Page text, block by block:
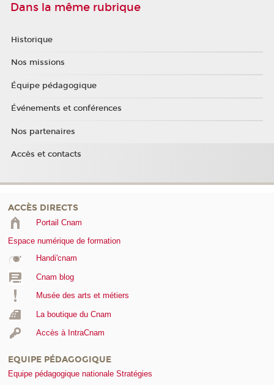
Dans la même rubrique
Historique
Nos missions
Équipe pédagogique
Événements et conférences
Nos partenaires
Accès et contacts
ACCÈS DIRECTS
Portail Cnam
Espace numérique de formation
Handi'cnam
Cnam blog
Musée des arts et métiers
La boutique du Cnam
Accès à IntraCnam
EQUIPE PÉDAGOGIQUE
Equipe pédagogique nationale Stratégies